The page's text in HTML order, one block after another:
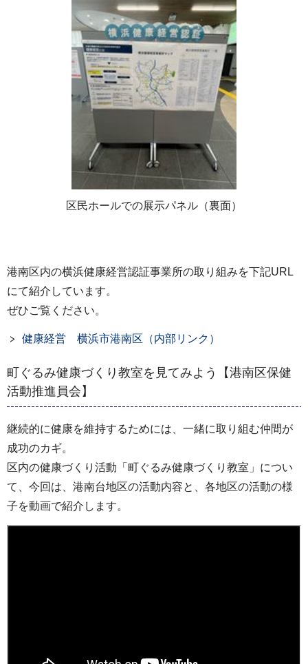
区民ホールでの展示パネル（裏面）
港南区内の横浜健康経営認証事業所の取り組みを下記URL
にて紹介しています。
ぜひご覧ください。
健康経営 横浜市港南区（内部リンク）
町ぐるみ健康づくり教室を見てみよう【港南区保健
活動推進員会】
継続的に健康を維持するためには、一緒に取り組む仲間が
成功のカギ。
区内の健康づくり活動「町ぐるみ健康づくり教室」につい
て、今回は、港南台地区の活動内容と、各地区の活動の様
子を動画で紹介します。